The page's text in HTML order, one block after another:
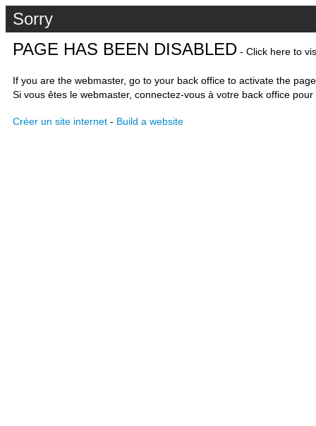
Sorry
PAGE HAS BEEN DISABLED - Click here to
If you are the webmaster, go to your back office to activate the
Si vous êtes le webmaster, connectez-vous à votre back office
Créer un site internet - Build a website